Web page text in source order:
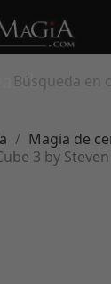
Magia de
3 by